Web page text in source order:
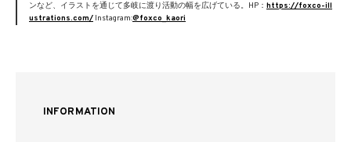
ンなど、イラストを通じて多岐に渡り活動の幅を広げている。HP： https://foxco-ill
ustrations.com/ Instagram:@foxco_kaori
INFORMATION